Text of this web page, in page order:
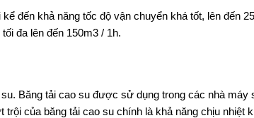
đến khả năng tốc độ vận chuyển khá tốt, lên đến
đa lên đến 150m3 / 1h.
Băng tải cao su được sử dụng trong các nhà máy
của băng tải cao su chính là khả năng chịu nhiệt